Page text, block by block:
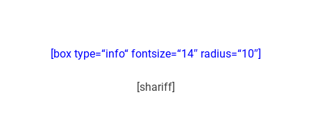
[box type=“info“ fontsize=“14″ radius=“10″]
[shariff]